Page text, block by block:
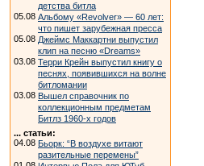
детства битла
05.08 Альбому «Revolver» — 60 лет:
что пишет зарубежная пресса
05.08 Джеймс Маккартни выпустил
клип на песню «Dreams»
03.08 Терри Крейн выпустил книгу о
песнях, появившихся на волне
битломании
03.08 Вышел справочник по
коллекционным предметам
Битлз 1960-х годов
... статьи:
04.08 Бьорк: “В воздухе витают
разительные перемены”